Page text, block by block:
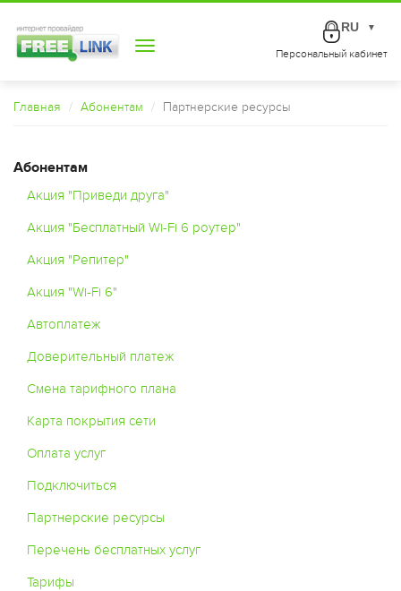
Toggle
Персональный кабинет
RU ▼
Главная Абонентам Партнерские ресурсы
Абонентам
Акция "Приведи друга"
Акция "Бесплатный Wi-Fi 6 роутер"
Акция "Репитер"
Акция "Wi-Fi 6"
Автоплатеж
Доверительный платеж
Смена тарифного плана
Карта покрытия сети
Оплата услуг
Подключиться
Партнерские ресурсы
Перечень бесплатных услуг
Тарифы